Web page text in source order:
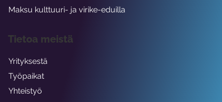
Maksu kulttuuri- ja virike-eduilla
Tietoa meistä
Yrityksestä
Työpaikat
Yhteistyö